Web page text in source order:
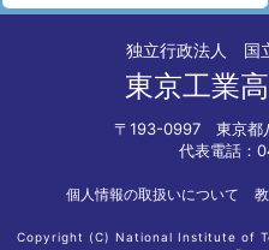
独立行政法人 国
東京工業
〒193-0997 東京都
代表電話：
個人情報の取扱いについて
Copyright (C) National Institute of